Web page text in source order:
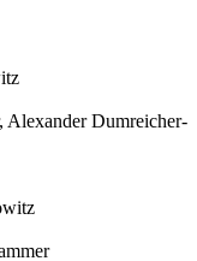
Dumreicher-